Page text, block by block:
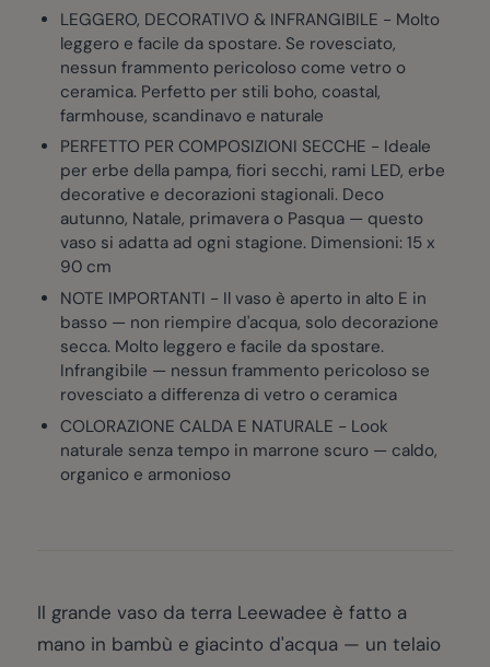
LEGGERO, DECORATIVO & INFRANGIBILE - Molto
leggero e facile da spostare. Se rovesciato,
nessun frammento pericoloso come vetro o
ceramica. Perfetto per stili boho, coastal,
farmhouse, scandinavo e naturale
PERFETTO PER COMPOSIZIONI SECCHE - Ideale
per erbe della pampa, fiori secchi, rami LED, erbe
decorative e decorazioni stagionali. Deco
autunno, Natale, primavera o Pasqua — questo
vaso si adatta ad ogni stagione. Dimensioni: 15 x
90 cm
NOTE IMPORTANTI - Il vaso è aperto in alto E in
basso — non riempire d'acqua, solo decorazione
secca. Molto leggero e facile da spostare.
Infrangibile — nessun frammento pericoloso se
rovesciato a differenza di vetro o ceramica
COLORAZIONE CALDA E NATURALE - Look
naturale senza tempo in marrone scuro — caldo,
organico e armonioso
Il grande vaso da terra Leewadee è fatto a
mano in bambù e giacinto d'acqua — un telaio